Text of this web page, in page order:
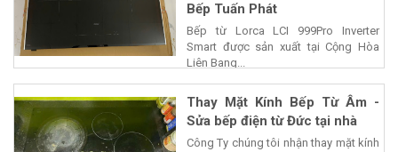
Bếp Tuấn Phát
Bếp từ Lorca LCI 999Pro Inverter
Smart được sản xuất tại Cộng Hòa
Liên Bang...
Thay Mặt Kính Bếp Từ Âm -
Sửa bếp điện từ Đức tại nhà
Công Ty chúng tôi nhận thay mặt kính